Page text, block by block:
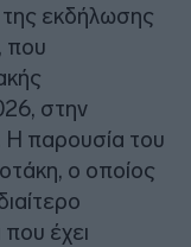
της εκδήλωσης
που
στην
Η παρουσία του
ο οποίος
έχει